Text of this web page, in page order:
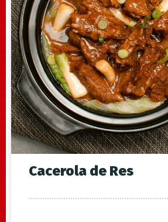
Cacerola de Res
Error:Contact form